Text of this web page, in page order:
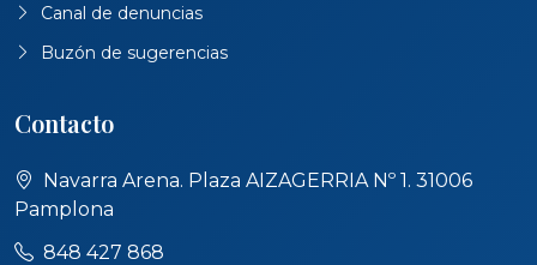
Canal de denuncias
Buzón de sugerencias
Contacto
Navarra Arena. Plaza AIZAGERRIA Nº 1. 31006
Pamplona
848 427 868